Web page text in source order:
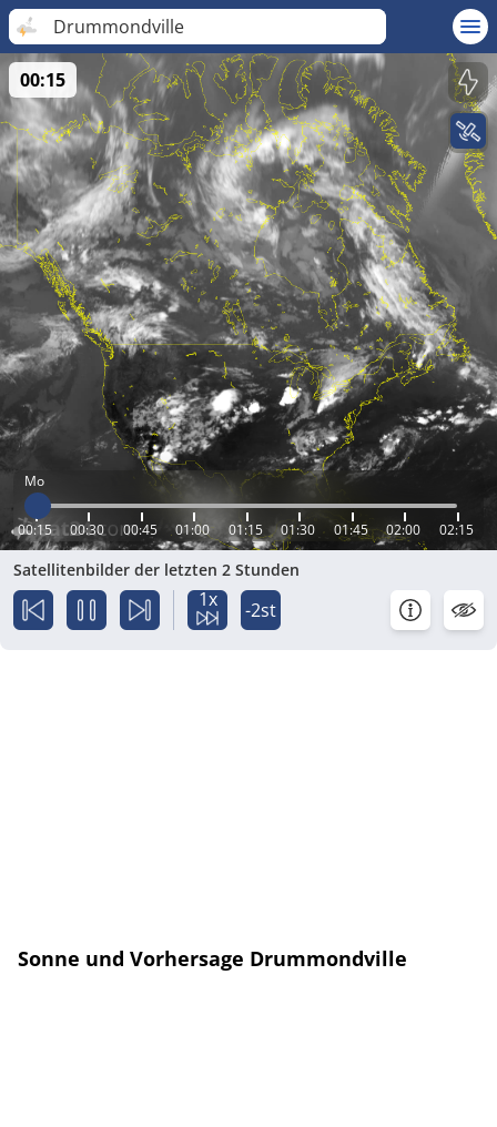
Drummondville
Mo
00:15 00:30 00:45 01:00 01:15 01:30 01:45 02:00 02:15
00:15
Satellitenbilder der letzten 2 Stunden
1x -2st
Sonne und Vorhersage Drummondville